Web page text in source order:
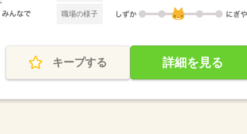
職場の様子
キープする 詳細を見る